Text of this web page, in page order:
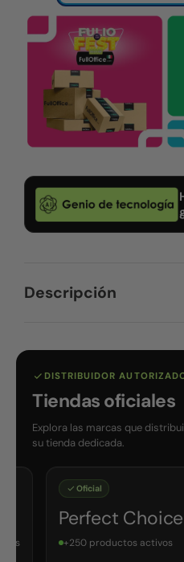
Descripción
DISTRIBUIDOR
Tiendas oficiales
Explora las marcas que
su tienda dedicada.
Perfect Choice
+250 productos activos